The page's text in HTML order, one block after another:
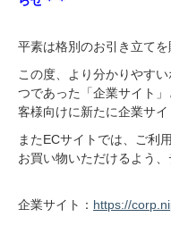
平素は格別のお引き立てを
この度、より分かりやす
つであった「企業サイト
客様向けに新たに企業サイ
またECサイトでは、ご利
お買い物いただけるよう
企業サイト： https://